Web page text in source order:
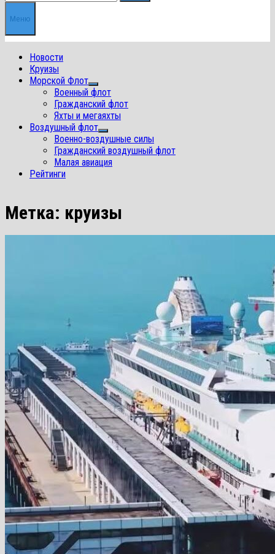
Меню
Новости
Круизы
Морской Флот
Показать
подменю
Военный флот
Гражданский флот
Яхты и мегаяхты
Воздушный флот
Показать
подменю
Военно-воздушные силы
Гражданский воздушный флот
Малая авиация
Рейтинги
Метка: круизы